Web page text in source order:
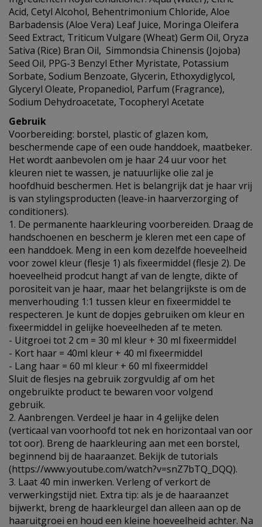
Acid, Cetyl Alcohol, Behentrimonium Chloride, Aloe
Barbadensis (Aloe Vera) Leaf Juice, Moringa Oleifera
Seed Extract, Triticum Vulgare (Wheat) Germ Oil, Oryza
Sativa (Rice) Bran Oil, Simmondsia Chinensis (Jojoba)
Seed Oil, PPG-3 Benzyl Ether Myristate, Potassium
Sorbate, Sodium Benzoate, Glycerin, Ethoxydiglycol,
Glyceryl Oleate, Propanediol, Parfum (Fragrance),
Sodium Dehydroacetate, Tocopheryl Acetate
Gebruik
Voorbereiding: borstel, plastic of glazen kom,
beschermende cape of een oude handdoek, maatbeker.
Het wordt aanbevolen om je haar 24 uur voor het
kleuren niet te wassen, je natuurlijke olie zal je
hoofdhuid beschermen. Het is belangrijk dat je haar vrij
is van stylingsproducten (leave-in haarverzorging of
conditioners).
1. De permanente haarkleuring voorbereiden. Draag de
handschoenen en bescherm je kleren met een cape of
een handdoek. Meng in een kom dezelfde hoeveelheid
voor zowel kleur (flesje 1) als fixeermiddel (flesje 2). De
hoeveelheid prodcut hangt af van de lengte, dikte of
porositeit van je haar, maar het belangrijkste is om de
menverhouding 1:1 tussen kleur en fixeermiddel te
respecteren. Je kunt de dopjes gebruiken om kleur en
fixeermiddel in gelijke hoeveelheden af te meten.
- Uitgroei tot 2 cm = 30 ml kleur + 30 ml fixeermiddel
- Kort haar = 40ml kleur + 40 ml fixeermiddel
- Lang haar = 60 ml kleur + 60 ml fixeermiddel
Sluit de flesjes na gebruik zorgvuldig af om het
ongebruikte product te bewaren voor volgend
gebruik.
2. Aanbrengen. Verdeel je haar in 4 gelijke delen
(verticaal van voorhoofd tot nek en horizontaal van oor
tot oor). Breng de haarkleuring aan met een borstel,
beginnend bij de haaraanzet. Bekijk de tutorials
(https://www.youtube.com/watch?v=snZ7bTQ_DQQ).
3. Laat 40 min inwerken. Verleng of verkort de
verwerkingstijd niet. Extra tip: als je de haaraanzet
bijwerkt, breng de haarkleurgel dan alleen aan op de
haaruitgroei en houd een kleine hoeveelheid achter. Na